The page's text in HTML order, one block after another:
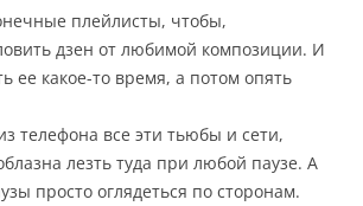
плейлисты, чтобы,
дзен от любимой композиции. И
ее какое-то время, а потом опять
телефона все эти тьюбы и сети,
лезть туда при любой паузе. А
просто оглядеться по сторонам.